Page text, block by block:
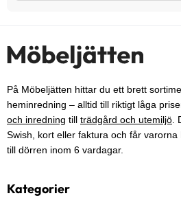
På Möbeljätten hittar du ett brett
heminredning – alltid till riktigt låga
och inredning till trädgård och utemiljö.
Swish, kort eller faktura och får
till dörren inom 6 vardagar.
Kategorier